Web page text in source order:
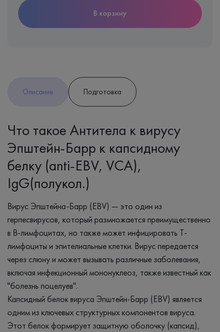
В корзину
Описание Подготовка
Что такое Антитела к вирусу
Эпштейн-Барр к капсидному
белку (anti-EBV, VCA),
IgG(полукол.)
Вирус Эпштейна-Барр (EBV) — это один из
герпесвирусов, который размножается преимущественно
в B-лимфоцитах, но также может инфицировать Т-
лимфоциты и эпителиальные клетки. Вирус передается
через слюну и может вызывать различные заболевания,
включая инфекционный мононуклеоз, также известный как
"болезнь поцелуев".
Капсидный белок вируса Эпштейн-Барр (EBV) является
одним из ключевых структурных компонентов вируса.
Этот белок формирует защитную оболочку (капсид),